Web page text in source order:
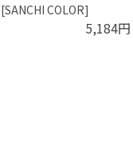
[SANCHI COLOR]
5,184円